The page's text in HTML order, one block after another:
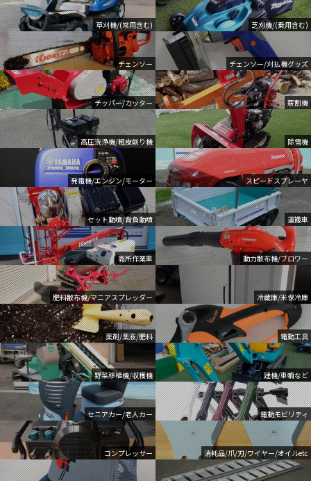
草刈機/(常用含む) 芝刈機/(乗用含む)
チェンソー チェンソー/刈払機グッズ
チッパー/カッター 薪割機
高圧洗浄機/粗皮削り機 除雪機
発電機/エンジン/モーター スピードスプレーヤ
セット動噴/背負動噴 運搬車
高所作業車 動力散布機/ブロワー
肥料散布機/マニアスプレッダー 冷蔵庫/米保冷庫
薬剤/薬液/肥料 電動工具
野菜移植機/収穫機 建機/車輌など
セニアカー/老人カー 電動モビリティ
コンプレッサー 消耗品/爪/刃/ワイヤー/オイルetc